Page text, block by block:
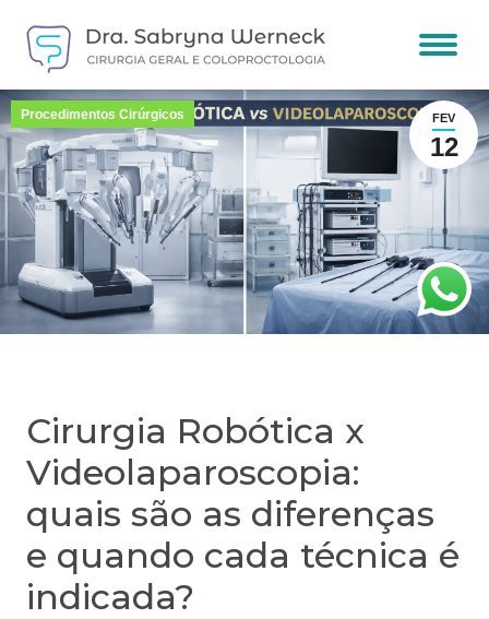
FEV
12
Procedimentos Cirúrgicos
Cirurgia Robótica x
Videolaparoscopia:
quais são as diferenças
e quando cada técnica é
indicada?